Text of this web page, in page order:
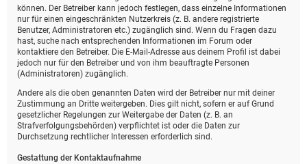
können. Der Betreiber kann jedoch festlegen, dass einzelne Informationen
nur für einen eingeschränkten Nutzerkreis (z. B. andere registrierte
Benutzer, Administratoren etc.) zugänglich sind. Wenn du Fragen dazu
hast, suche nach entsprechenden Informationen im Forum oder
kontaktiere den Betreiber. Die E-Mail-Adresse aus deinem Profil ist dabei
jedoch nur für den Betreiber und von ihm beauftragte Personen
(Administratoren) zugänglich.
Andere als die oben genannten Daten wird der Betreiber nur mit deiner
Zustimmung an Dritte weitergeben. Dies gilt nicht, sofern er auf Grund
gesetzlicher Regelungen zur Weitergabe der Daten (z. B. an
Strafverfolgungsbehörden) verpflichtet ist oder die Daten zur
Durchsetzung rechtlicher Interessen erforderlich sind.
Gestattung der Kontaktaufnahme